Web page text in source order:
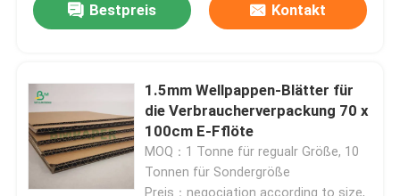
Bestpreis Kontakt
1.5mm Wellpappen-Blätter für
die Verbraucherverpackung 70 x
100cm E-Fflöte
MOQ：1 Tonne für regualr Größe, 10
Tonnen für Sondergröße
Preis：negociation according to size,